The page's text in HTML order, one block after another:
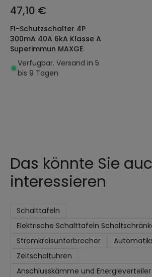
47,10 €
FI-Schutzschalter 4P
300mA 40A 6kA Klasse A
Superimmun MAXGE
Verfügbar. Versand in 5
bis 9 Tagen
Das könnte Sie
interessieren
Schalttafeln
Elektrische Schalttafeln
Stromkreisunterbrecher
Zeitschaltuhren
Anschlusskämme und Energieverteiler